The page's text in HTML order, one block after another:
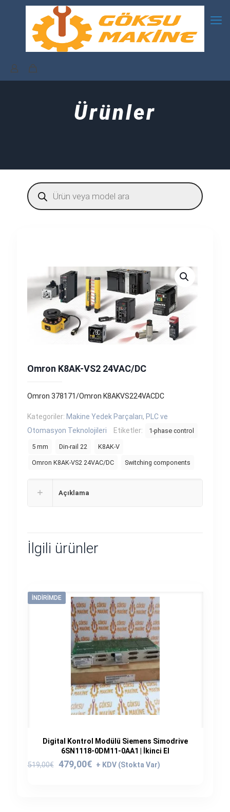
Ürünler
Products
search
Omron K8AK-VS2 24VAC/DC
Omron 378171/Omron K8AKVS224VACDC
Kategoriler: Makine Yedek Parçaları, PLC ve
Otomasyon Teknolojileri
Etiketler: 1-phase control
5 mm Din-rail 22 K8AK-V
Omron K8AK-VS2 24VAC/DC Switching components
Açıklama
İlgili ürünler
İNDIRIMDE
Digital Kontrol Modülü Siemens Simodrive
6SN1118-0DM11-0AA1 | İkinci El
519,00€ Orijinal
479,00€
Şu